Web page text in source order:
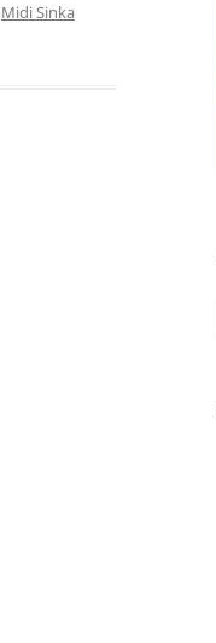
Midi Sinka